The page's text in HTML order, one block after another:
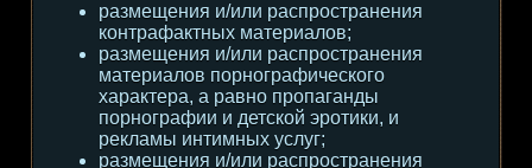
размещения и/или распространения
контрафактных материалов;
размещения и/или распространения
материалов порнографического
характера, а равно пропаганды
порнографии и детской эротики, и
рекламы интимных услуг;
размещения и/или распространения